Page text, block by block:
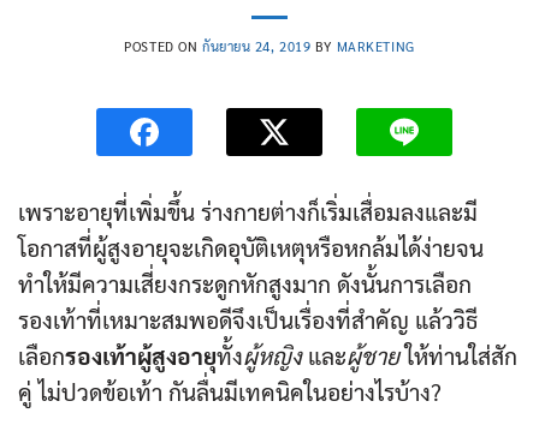
POSTED ON กันยายน 24, 2019 BY MARKETING
เพราะอายุที่เพิ่มขึ้น ร่างกายต่างก็เริ่มเสื่อมลงและมี
โอกาสที่ผู้สูงอายุจะเกิดอุบัติเหตุหรือหกล้มได้ง่ายจน
ทำให้มีความเสี่ยงกระดูกหักสูงมาก ดังนั้นการเลือก
รองเท้าที่เหมาะสมพอดีจึงเป็นเรื่องที่สำคัญ แล้ววิธี
เลือกรองเท้าผู้สูงอายุทั้งผู้หญิง และผู้ชายให้ท่านใส่สัก
คู่ ไม่ปวดข้อเท้า กันลื่นมีเทคนิคในอย่างไรบ้าง?